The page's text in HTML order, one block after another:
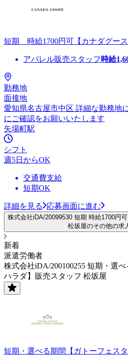
短期 時給1700円可【カナダグー
アパレル販売スタッフ 時給
勤務地
面接地
愛知県名古屋市中区 詳細な勤務地
にご確認をお願いいたします
矢場町駅
シフト
週5日からOK
交通費支給
短期OK
詳細を見る 応募画面に進む
株式会社iDA/20099530 短期 時給1700円
松坂屋のその他の求
新着
派遣労働者
株式会社iDA/200100255 短期・選
ハラダ】販売スタッフ 松坂屋
短期・選べる期間【ガトーフェス